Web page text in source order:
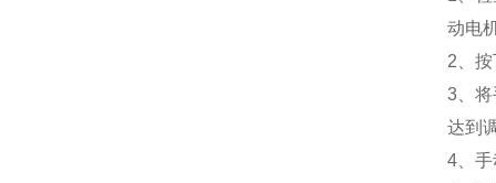
动电
2、
3、
达到
4、